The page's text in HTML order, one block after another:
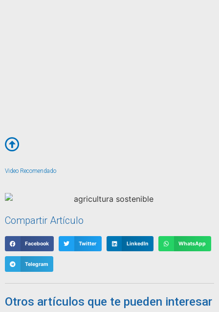
Video Recomendado
Compartir Artículo
Facebook Twitter LinkedIn WhatsApp
Telegram
Otros artículos que te pueden interesar